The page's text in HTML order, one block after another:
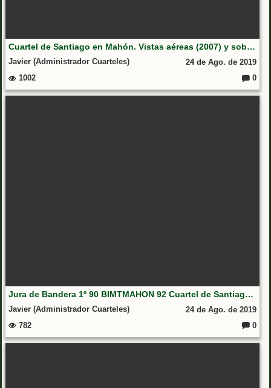
Cuartel de Santiago en Mahón. Vistas aéreas (2007) y sobre el terreno (2011)
Javier (Administrador Cuarteles)
24 de Ago. de 2019
1002
0
Jura de Bandera 1º 90 BIMTMAHON 92 Cuartel de Santiago Mahon (Menorca)
Javier (Administrador Cuarteles)
24 de Ago. de 2019
782
0